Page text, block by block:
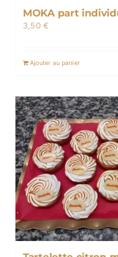
MOKA part
3,50€
Ajouter au panier